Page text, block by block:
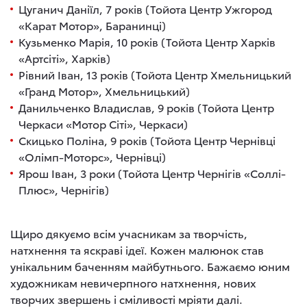
Цуганич Даніїл, 7 років (Тойота Центр Ужгород
«Карат Мотор», Баранинці)
Кузьменко Марія, 10 років (Тойота Центр Харків
«Артсіті», Харків)
Рівний Іван, 13 років (Тойота Центр Хмельницький
«Гранд Мотор», Хмельницький)
Данильченко Владислав, 9 років (Тойота Центр
Черкаси «Мотор Сіті», Черкаси)
Скицько Поліна, 9 років (Тойота Центр Чернівці
«Олімп-Моторс», Чернівці)
Ярош Іван, 3 роки (Тойота Центр Чернігів «Соллі-
Плюс», Чернігів)
Щиро дякуємо всім учасникам за творчість,
натхнення та яскраві ідеї. Кожен малюнок став
унікальним баченням майбутнього. Бажаємо юним
художникам невичерпного натхнення, нових
творчих звершень і сміливості мріяти далі.